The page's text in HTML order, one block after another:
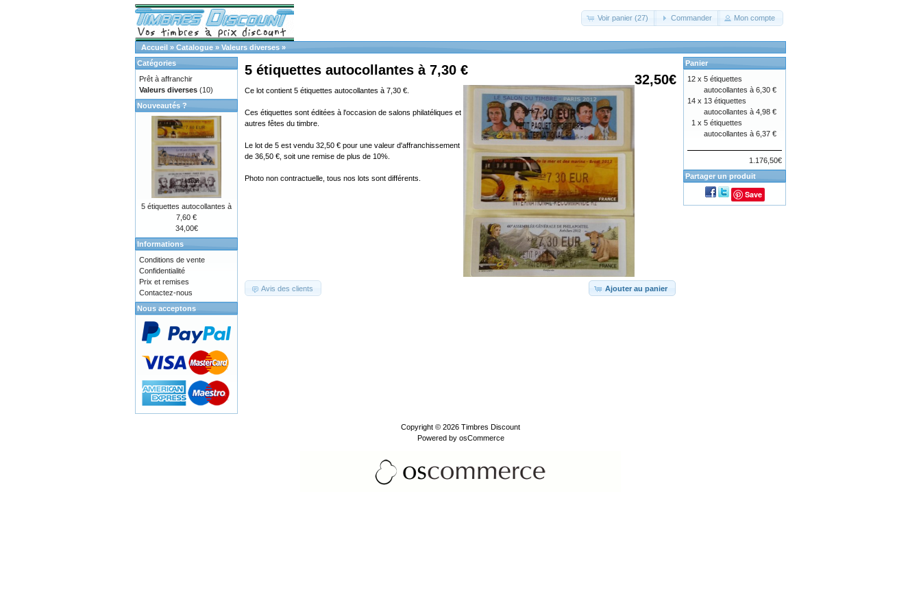
Voir panier (27) Commander Mon compte
Accueil » Catalogue » Valeurs diverses »
32,50€
5 étiquettes autocollantes à 7,30 €
Ce lot contient 5 étiquettes autocollantes à 7,30 €.
Ces étiquettes sont éditées à l'occasion de salons philatéliques et
autres fêtes du timbre.
Le lot de 5 est vendu 32,50 € pour une valeur d'affranchissement
de 36,50 €, soit une remise de plus de 10%.
Photo non contractuelle, tous nos lots sont différents.
Ajouter au panier
Avis des clients
Catégories
Prêt à affranchir
Valeurs diverses (10)
Nouveautés ?
5 étiquettes autocollantes à
7,60 €
34,00€
Informations
Conditions de vente
Confidentialité
Prix et remises
Contactez-nous
Nous acceptons
Panier
12 x 5 étiquettes
autocollantes à 6,30 €
14 x 13 étiquettes
autocollantes à 4,98 €
1 x 5 étiquettes
autocollantes à 6,37 €
1.176,50€
Partager un produit
Save
Copyright © 2026 Timbres Discount
Powered by osCommerce